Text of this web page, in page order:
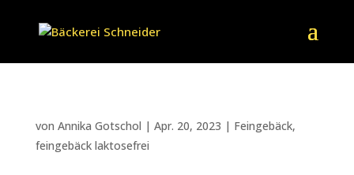
von Annika Gotschol | Apr. 20, 2023 | Feingebäck,
feingebäck laktosefrei